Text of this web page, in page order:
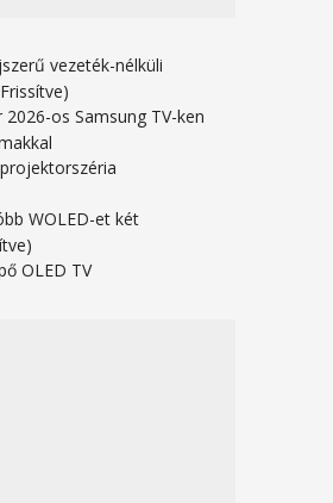
vezeték-nélküli
2026-os Samsung TV-ken
WOLED-et két
OLED TV